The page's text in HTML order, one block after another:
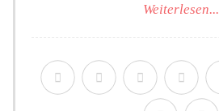
Weiterlesen...